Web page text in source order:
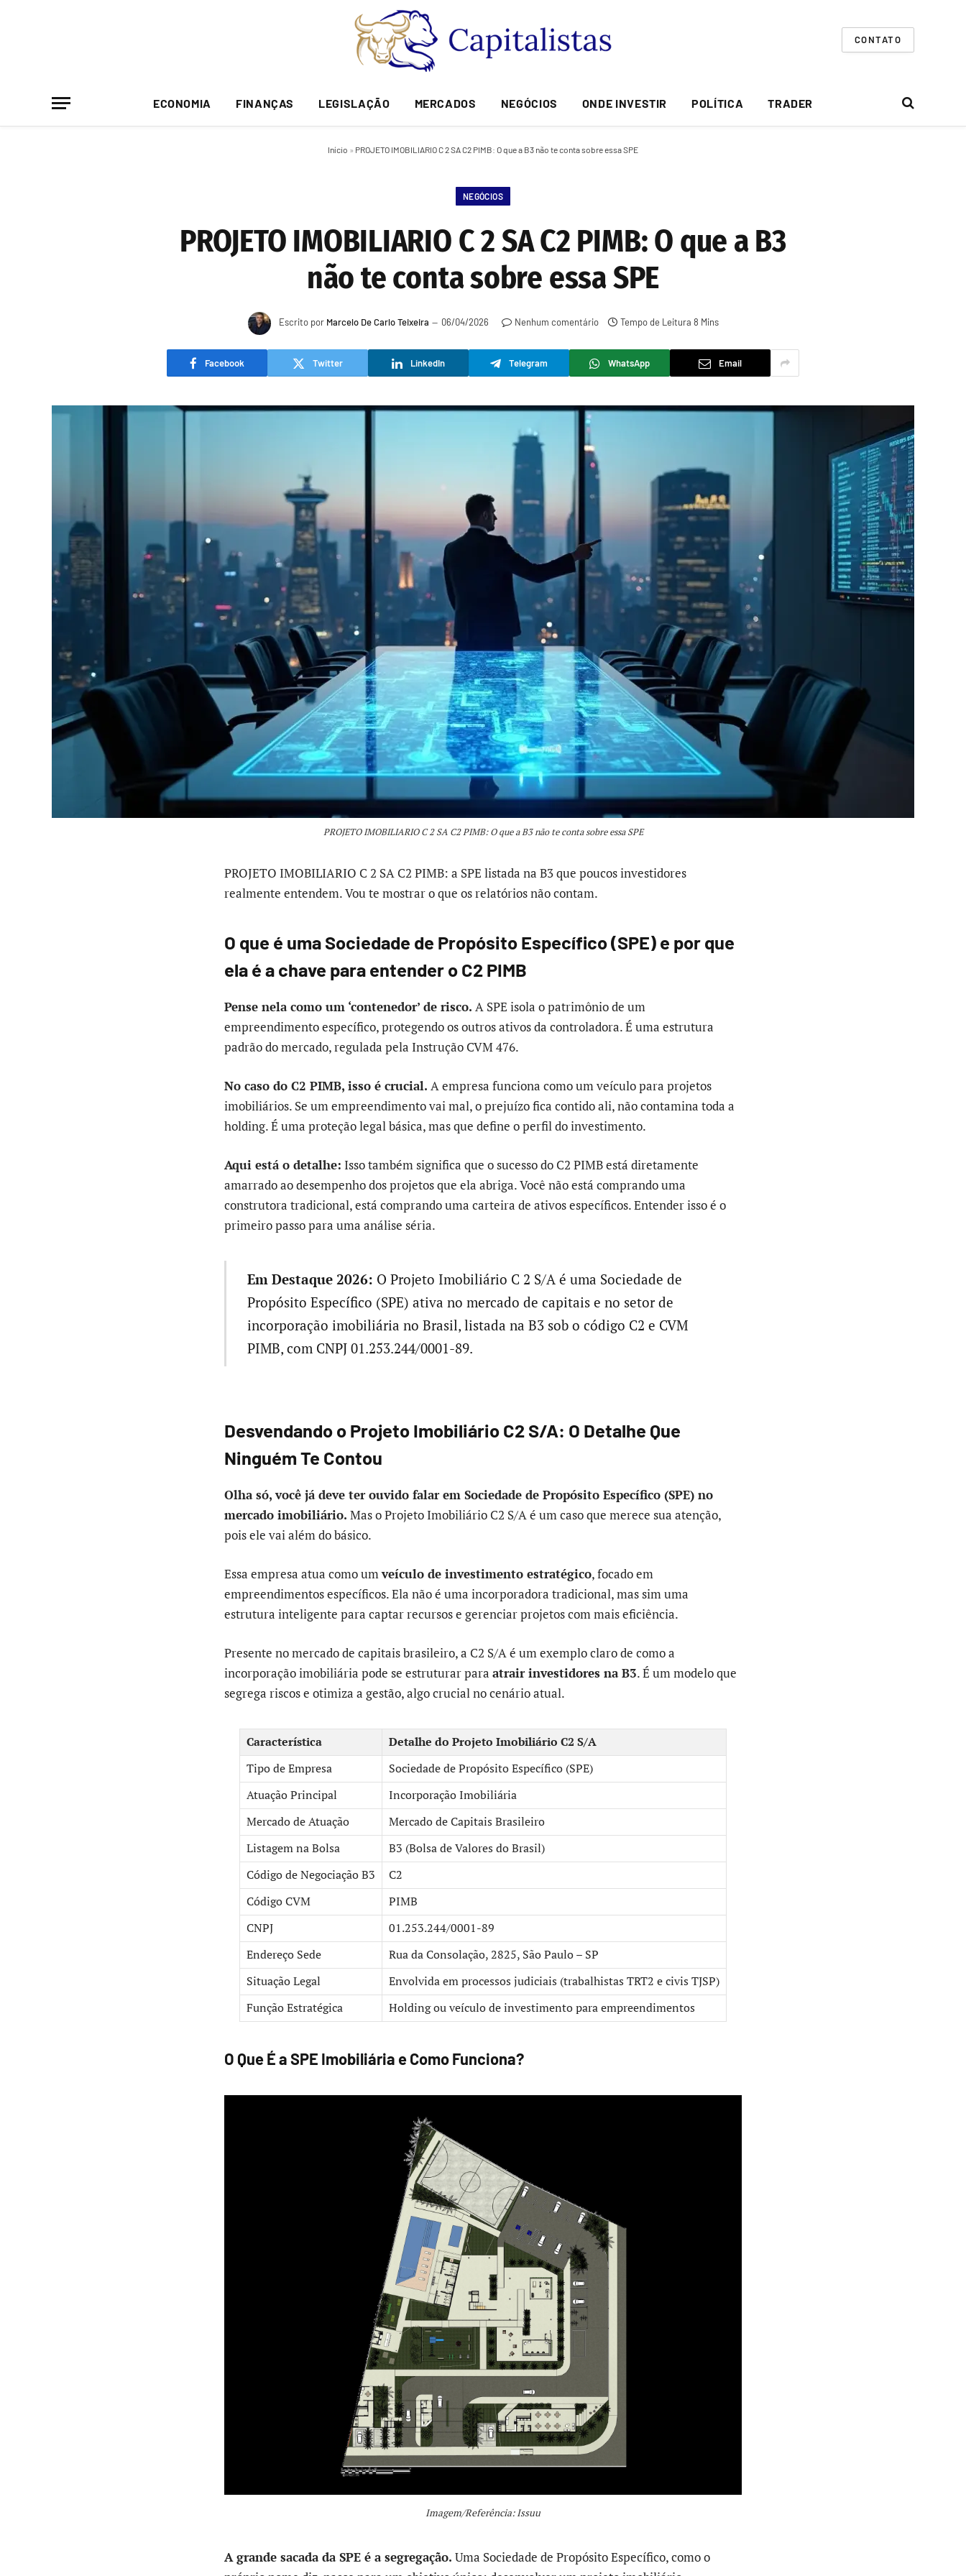
CONTATO
ECONOMIA FINANÇAS LEGISLAÇÃO MERCADOS NEGÓCIOS ONDE INVESTIR POLÍTICA TRADER
Início » PROJETO IMOBILIARIO C 2 SA C2 PIMB: O que a B3 não te conta sobre essa SPE
NEGÓCIOS
PROJETO IMOBILIARIO C 2 SA C2 PIMB: O que a B3
não te conta sobre essa SPE
Escrito por Marcelo De Carlo Teixeira 06/04/2026 Nenhum comentário Tempo de Leitura 8 Mins
Facebook Twitter LinkedIn Telegram WhatsApp Email
PROJETO IMOBILIARIO C 2 SA C2 PIMB: O que a B3 não te conta sobre essa SPE
PROJETO IMOBILIARIO C 2 SA C2 PIMB: a SPE listada na B3 que poucos investidores
realmente entendem. Vou te mostrar o que os relatórios não contam.
O que é uma Sociedade de Propósito Específico (SPE) e por que
ela é a chave para entender o C2 PIMB
Pense nela como um ‘contenedor’ de risco. A SPE isola o patrimônio de um
empreendimento específico, protegendo os outros ativos da controladora. É uma estrutura
padrão do mercado, regulada pela Instrução CVM 476.
No caso do C2 PIMB, isso é crucial. A empresa funciona como um veículo para projetos
imobiliários. Se um empreendimento vai mal, o prejuízo fica contido ali, não contamina toda a
holding. É uma proteção legal básica, mas que define o perfil do investimento.
Aqui está o detalhe: Isso também significa que o sucesso do C2 PIMB está diretamente
amarrado ao desempenho dos projetos que ela abriga. Você não está comprando uma
construtora tradicional, está comprando uma carteira de ativos específicos. Entender isso é o
primeiro passo para uma análise séria.
Em Destaque 2026: O Projeto Imobiliário C 2 S/A é uma Sociedade de
Propósito Específico (SPE) ativa no mercado de capitais e no setor de
incorporação imobiliária no Brasil, listada na B3 sob o código C2 e CVM
PIMB, com CNPJ 01.253.244/0001-89.
Desvendando o Projeto Imobiliário C2 S/A: O Detalhe Que
Ninguém Te Contou
Olha só, você já deve ter ouvido falar em Sociedade de Propósito Específico (SPE) no
mercado imobiliário. Mas o Projeto Imobiliário C2 S/A é um caso que merece sua atenção,
pois ele vai além do básico.
Essa empresa atua como umveículo de investimento estratégico, focado em
empreendimentos específicos. Ela não é uma incorporadora tradicional, mas sim uma
estrutura inteligente para captar recursos e gerenciar projetos com mais eficiência.
Presente no mercado de capitais brasileiro, a C2 S/A é um exemplo claro de como a
incorporação imobiliária pode se estruturar para atrair investidores na B3. É um modelo que
segrega riscos e otimiza a gestão, algo crucial no cenário atual.
Característica
Detalhe do Projeto Imobiliário C2 S/A
Tipo de Empresa
Sociedade de Propósito Específico (SPE)
Atuação Principal
Incorporação Imobiliária
Mercado de Atuação
Mercado de Capitais Brasileiro
Listagem na Bolsa
B3 (Bolsa de Valores do Brasil)
Código de Negociação B3
C2
Código CVM
PIMB
CNPJ
01.253.244/0001-89
Endereço Sede
Rua da Consolação, 2825, São Paulo – SP
Situação Legal
Envolvida em processos judiciais (trabalhistas TRT2 e civis TJSP)
Função Estratégica
Holding ou veículo de investimento para empreendimentos
O Que É a SPE Imobiliária e Como Funciona?
Imagem/Referência: Issuu
A grande sacada da SPE é a segregação. Uma Sociedade de Propósito Específico, como o